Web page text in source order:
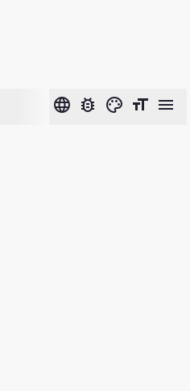
language bug_report color_lens format_size menu